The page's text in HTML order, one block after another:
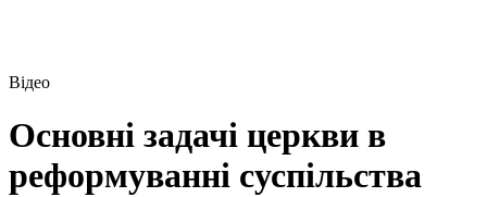
Відео
Основні задачі церкви в
реформуванні суспільства